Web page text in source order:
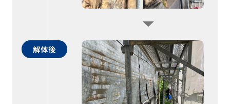
解体後